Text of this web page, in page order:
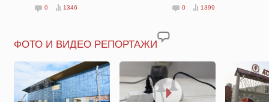
0 1346 0 1399
ФОТО И ВИДЕО РЕПОРТАЖИ